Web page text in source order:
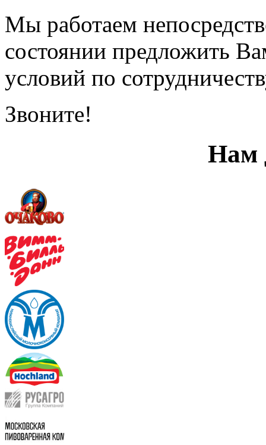
Мы работаем
состоянии предложить
условий по
Звоните!
Нам